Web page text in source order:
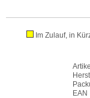
Im Zulauf, in
EAN